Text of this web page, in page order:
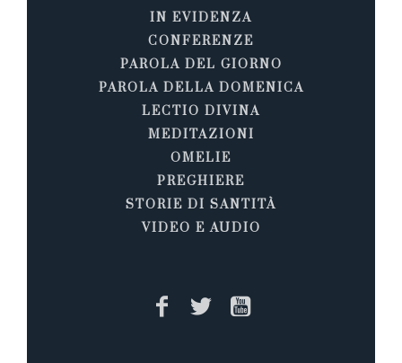
IN EVIDENZA
CONFERENZE
PAROLA DEL GIORNO
PAROLA DELLA DOMENICA
LECTIO DIVINA
MEDITAZIONI
OMELIE
PREGHIERE
STORIE DI SANTITÀ
VIDEO E AUDIO